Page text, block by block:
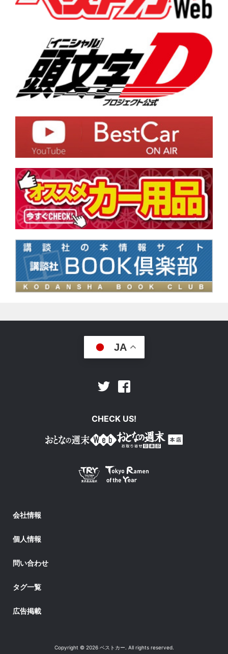
JA
Twitter
CHECK US!
会社情報
個人情報
問い合わせ
タグ一覧
広告掲載
Copyright © 2026 ベストカー. All rights reserved.